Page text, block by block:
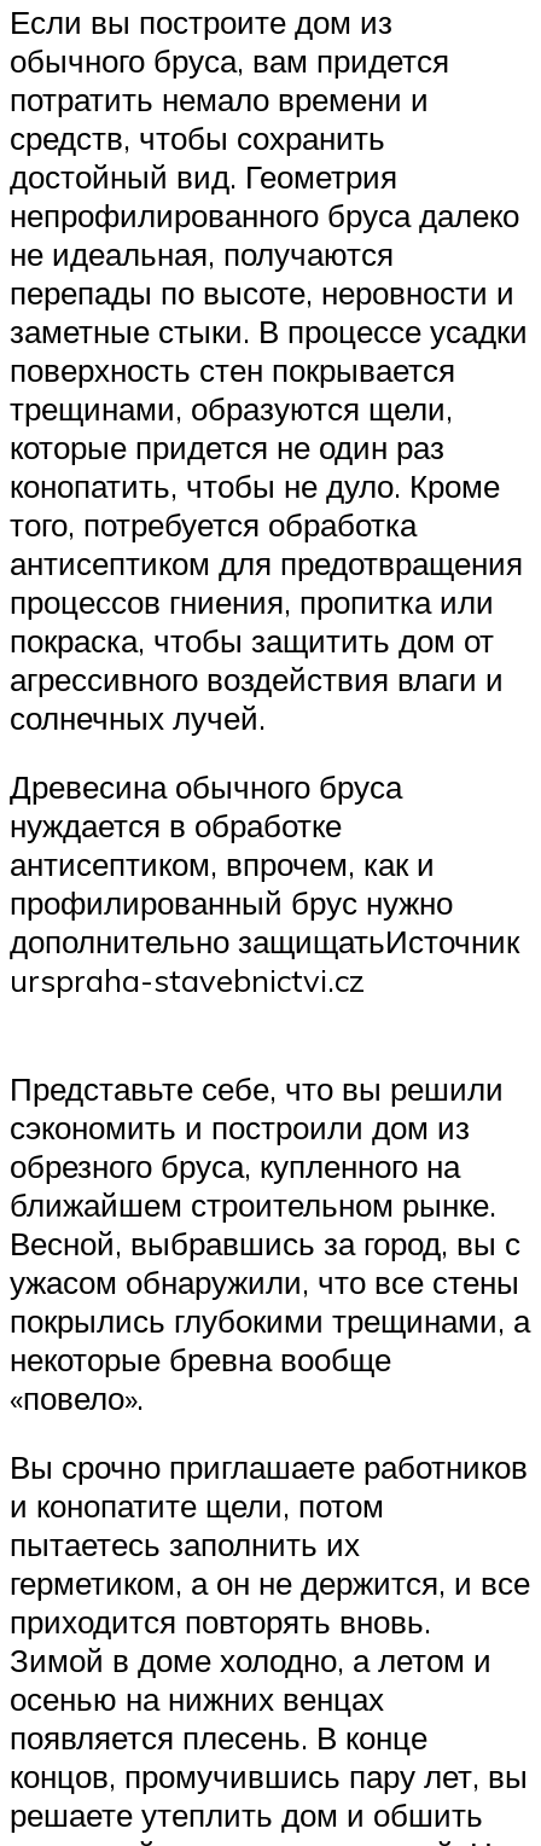
Если вы построите дом из
обычного бруса, вам придется
потратить немало времени и
средств, чтобы сохранить
достойный вид. Геометрия
непрофилированного бруса далеко
не идеальная, получаются
перепады по высоте, неровности и
заметные стыки. В процессе усадки
поверхность стен покрывается
трещинами, образуются щели,
которые придется не один раз
конопатить, чтобы не дуло. Кроме
того, потребуется обработка
антисептиком для предотвращения
процессов гниения, пропитка или
покраска, чтобы защитить дом от
агрессивного воздействия влаги и
солнечных лучей.
Древесина обычного бруса
нуждается в обработке
антисептиком, впрочем, как и
профилированный брус нужно
дополнительно защищатьИсточник
urspraha-stavebnictvi.cz
Представьте себе, что вы решили
сэкономить и построили дом из
обрезного бруса, купленного на
ближайшем строительном рынке.
Весной, выбравшись за город, вы с
ужасом обнаружили, что все стены
покрылись глубокими трещинами, а
некоторые бревна вообще
«повело».
Вы срочно приглашаете работников
и конопатите щели, потом
пытаетесь заполнить их
герметиком, а он не держится, и все
приходится повторять вновь.
Зимой в доме холодно, а летом и
осенью на нижних венцах
появляется плесень. В конце
концов, промучившись пару лет, вы
решаете утеплить дом и обшить